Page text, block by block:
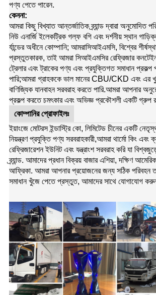
পণ্য পেতে পারেন.
কেননা:
আমরা কিছু বিখ্যাত আন্তর্জাতিক ব্র্যান্ড দ্বারা অনুমোদিত
নিউ এনার্জি ইলেকট্রিক গল্ফ বগি এবং দর্শনীয় স্থান গাড়ি
র্যান্ডের অধীনে কোম্পানি; আমরাসিআইএমসি, বিশ্বের
প্রস্তুতকারক, তাই আমরা সিআইএমসির রেফ্রিজার
ট্রেলার এবং ট্রাকের পণ্য এবং প্রযুক্তিগত সমাধান
পারি;আমরা গ্রাহককে ভাল মানের CBU/CKD এবং এর
বাণিজ্যিক যানবাহন সরবরাহ করতে পারি.আমরা আপনার
প্রকল্প করতে চমৎকার এবং অভিজ্ঞ প্রকৌশলী একটি গ্রুপ
কোম্পানির প্রোফাইলঃ
ইয়াংজে মোটরস ইন্ডাস্ট্রি কো, লিমিটেড চীনের একটি
নিয়ন্ত্রণ প্রযুক্তি পণ্য সরবরাহকারী,আমরা থার্মো কিং এবং
রেফ্রিজারেশন ইউনিট এবং যন্ত্রাংশ সরবরাহ করি যা
ব্র্যান্ড. আমাদের প্রধান বিক্রয় বাজার এশিয়া, দক্ষিণ
আফ্রিকা. আমরা আপনার প্রয়োজনের জন্য সঠিক পরিবহন
সমাধান খুঁজে পেতে প্রস্তুত, আমাদের সাথে যোগাযোগ